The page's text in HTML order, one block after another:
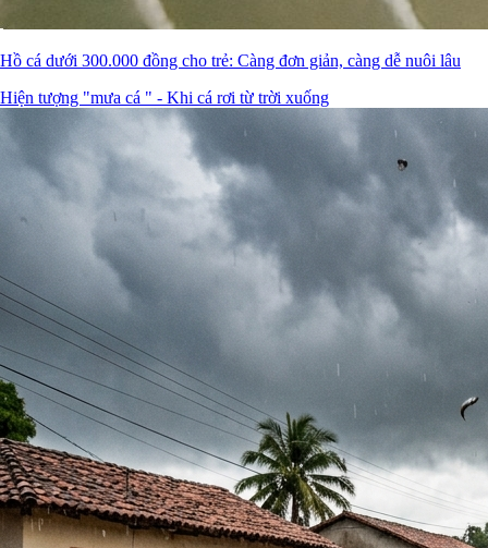
Hồ cá dưới 300.000 đồng cho trẻ: Càng đơn giản, càng dễ nuôi lâu
Hiện tượng "mưa cá " - Khi cá rơi từ trời xuống